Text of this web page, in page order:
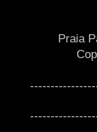
Praia